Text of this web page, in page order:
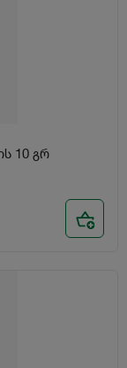
ბულიონი "დოშირაკ" საქონლის ხორცის 10 გრ